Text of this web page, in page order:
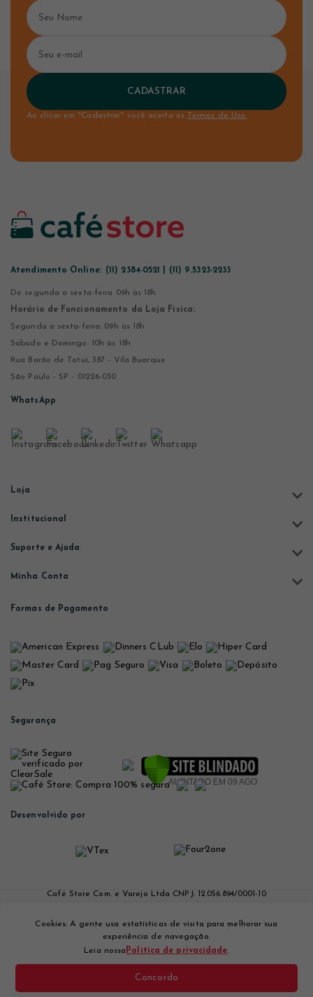
CADASTRAR
Ao clicar em "Cadastrar" você aceita os Termos de Uso.
Atendimento Online: (11) 2384-0521 | (11) 9.5323-2233
De segunda a sexta-feira 09h às 18h
Horário de Funcionamento da Loja Física:
Segunda a sexta-feira: 09h às 18h
Sábado e Domingo: 10h às 18h
Rua Barão de Tatuí, 387 - Vila Buarque
São Paulo - SP - 01226-030
WhatsApp
Loja
Institucional
Suporte e Ajuda
Minha Conta
Formas de Pagamento
Segurança
Desenvolvido por
Café Store Com. e Varejo Ltda CNPJ: 12.056.894/0001-10
Cookies: A gente usa estatísticas de visita para melhorar sua
experiência de navegação.
Leia nossa Política de privacidade.
Concordo
Você pode escolher vários tipos dos seus cafés preferidos em um
Você tem a comodidade de receber em casa na frequência que
Pause ou cancele a sua assinatura a qualquer momento no próprio